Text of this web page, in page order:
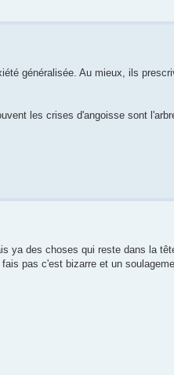
généralisée. Au mieux, ils
les crises d'angoisse sont
ya des choses qui reste dans la
pas c'est bizarre et un